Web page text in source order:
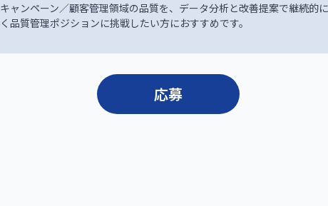
キャンペーン／顧客管理領域の品質を、データ分析と改善提案で継続的
く品質管理ポジションに挑戦したい方におすすめです。
応募